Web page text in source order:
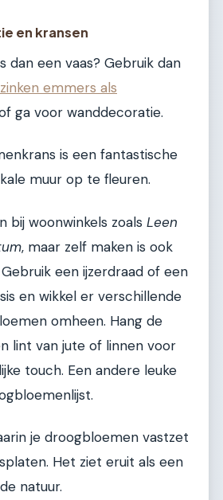
en kransen
dan een vaas? Gebruik dan
emmers als
ga voor wanddecoratie.
is een fantastische
muur op te fleuren.
bij woonwinkels zoals Leen
, maar zelf maken is ook
een ijzerdraad of een
en wikkel er verschillende
omheen. Hang de
lint van jute of linnen voor
touch. Een andere leuke
je droogbloemen vastzet
Het ziet eruit als een
natuur.